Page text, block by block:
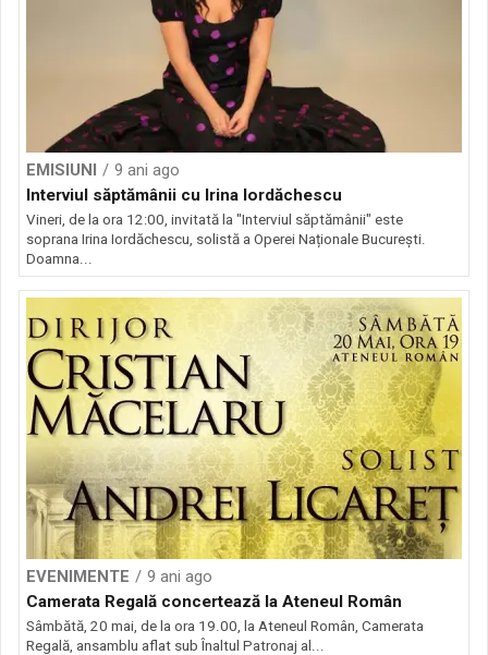
EMISIUNI
9 ani ago
Interviul săptămânii cu Irina Iordăchescu
Vineri, de la ora 12:00, invitată la "Interviul săptămânii" este
soprana Irina Iordăchescu, solistă a Operei Naționale București.
Doamna...
EVENIMENTE
9 ani ago
Camerata Regală concertează la Ateneul Român
Sâmbătă, 20 mai, de la ora 19.00, la Ateneul Român, Camerata
Regală, ansamblu aflat sub Înaltul Patronaj al...